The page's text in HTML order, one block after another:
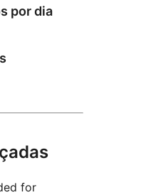
por dia
for